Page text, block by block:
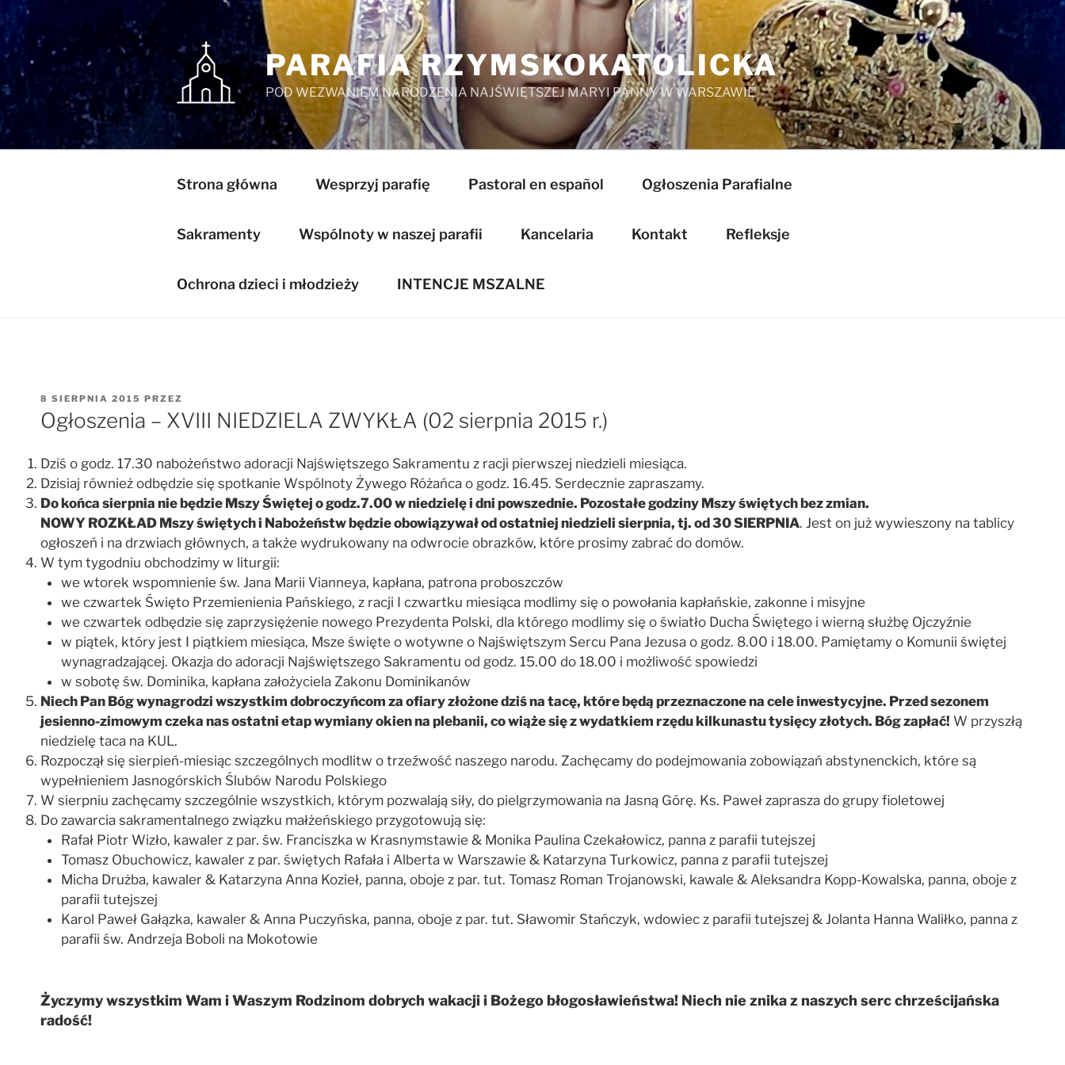
Przejdź
do
treści
PARAFIA RZYMSKOKATOLICKA
POD WEZWANIEM NARODZENIA NAJŚWIĘTSZEJ MARYI PANNY W WARSZAWIE
Strona główna Wesprzyj parafię Pastoral en español Ogłoszenia Parafialne
Sakramenty Wspólnoty w naszej parafii Kancelaria Kontakt Refleksje
Ochrona dzieci i młodzieży INTENCJE MSZALNE
OPUBLIKOWANE
W
8 SIERPNIA 2015 PRZEZ
Ogłoszenia – XVIII NIEDZIELA ZWYKŁA (02 sierpnia 2015 r.)
Dziś o godz. 17.30 nabożeństwo adoracji Najświętszego Sakramentu z racji pierwszej niedzieli miesiąca.
Dzisiaj również odbędzie się spotkanie Wspólnoty Żywego Różańca o godz. 16.45. Serdecznie zapraszamy.
Do końca sierpnia nie będzie Mszy Świętej o godz.7.00 w niedzielę i dni powszednie. Pozostałe godziny Mszy świętych bez zmian.
NOWY ROZKŁAD Mszy świętych i Nabożeństw będzie obowiązywał od ostatniej niedzieli sierpnia, tj. od 30 SIERPNIA. Jest on już wywieszony na tablicy
ogłoszeń i na drzwiach głównych, a także wydrukowany na odwrocie obrazków, które prosimy zabrać do domów.
W tym tygodniu obchodzimy w liturgii:
we wtorek wspomnienie św. Jana Marii Vianneya, kapłana, patrona proboszczów
we czwartek Święto Przemienienia Pańskiego, z racji I czwartku miesiąca modlimy się o powołania kapłańskie, zakonne i misyjne
we czwartek odbędzie się zaprzysiężenie nowego Prezydenta Polski, dla którego modlimy się o światło Ducha Świętego i wierną służbę Ojczyźnie
w piątek, który jest I piątkiem miesiąca, Msze święte o wotywne o Najświętszym Sercu Pana Jezusa o godz. 8.00 i 18.00. Pamiętamy o Komunii świętej
wynagradzającej. Okazja do adoracji Najświętszego Sakramentu od godz. 15.00 do 18.00 i możliwość spowiedzi
w sobotę św. Dominika, kapłana założyciela Zakonu Dominikanów
Niech Pan Bóg wynagrodzi wszystkim dobroczyńcom za ofiary złożone dziś na tacę, które będą przeznaczone na cele inwestycyjne. Przed sezonem
jesienno-zimowym czeka nas ostatni etap wymiany okien na plebanii, co wiąże się z wydatkiem rzędu kilkunastu tysięcy złotych. Bóg zapłać! W przyszłą
niedzielę taca na KUL.
Rozpoczął się sierpień-miesiąc szczególnych modlitw o trzeźwość naszego narodu. Zachęcamy do podejmowania zobowiązań abstynenckich, które są
wypełnieniem Jasnogórskich Ślubów Narodu Polskiego
W sierpniu zachęcamy szczególnie wszystkich, którym pozwalają siły, do pielgrzymowania na Jasną Górę. Ks. Paweł zaprasza do grupy fioletowej
Do zawarcia sakramentalnego związku małżeńskiego przygotowują się:
Rafał Piotr Wizło, kawaler z par. św. Franciszka w Krasnymstawie & Monika Paulina Czekałowicz, panna z parafii tutejszej
Tomasz Obuchowicz, kawaler z par. świętych Rafała i Alberta w Warszawie & Katarzyna Turkowicz, panna z parafii tutejszej
Micha Drużba, kawaler & Katarzyna Anna Kozieł, panna, oboje z par. tut. Tomasz Roman Trojanowski, kawale & Aleksandra Kopp-Kowalska, panna, oboje z
parafii tutejszej
Karol Paweł Gałązka, kawaler & Anna Puczyńska, panna, oboje z par. tut. Sławomir Stańczyk, wdowiec z parafii tutejszej & Jolanta Hanna Waliłko, panna z
parafii św. Andrzeja Boboli na Mokotowie
Życzymy wszystkim Wam i Waszym Rodzinom dobrych wakacji i Bożego błogosławieństwa! Niech nie znika z naszych serc chrześcijańska
radość!